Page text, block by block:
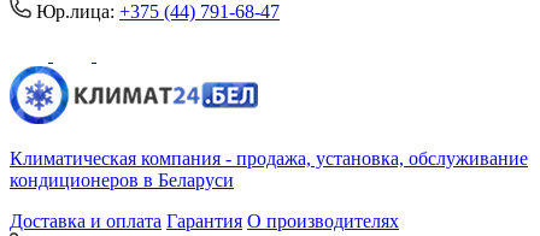
Юр.лица: +375 (44) 791-68-47
Климатическая компания - продажа, установка, обслуживание
кондиционеров в Беларуси
Доставка и оплата Гарантия О производителях